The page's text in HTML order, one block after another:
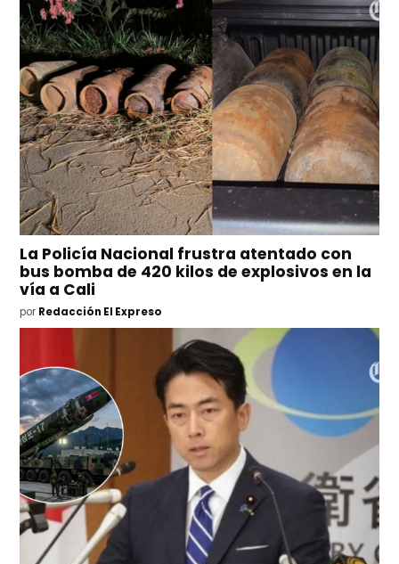
La Policía Nacional frustra atentado con
bus bomba de 420 kilos de explosivos en la
vía a Cali
por Redacción El Expreso